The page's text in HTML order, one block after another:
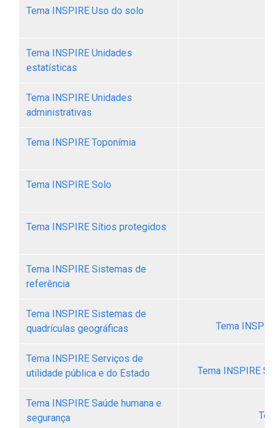
Tema INSPIRE Uso do solo
Tema INSPIRE Unidades
estatísticas
Tema INSPIRE Unidades
administrativas
Tema INSPIRE Toponímia
Tema INSPIRE Solo
Tema INSPIRE Sítios protegidos
Tema INSPIRE Sistemas de
referência
Tema INSPIRE Sistemas de
quadrículas geográficas
Tema
Tema INSPIRE Serviços de
utilidade pública e do Estado
Tema INSPIRE
Tema INSPIRE Saúde humana e
segurança